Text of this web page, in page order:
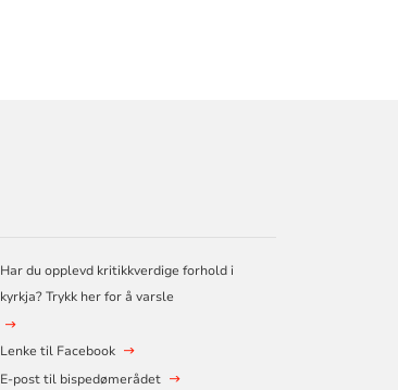
Har du opplevd kritikkverdige forhold i
kyrkja? Trykk her for å varsle
Lenke til Facebook
E-post til bispedømerådet